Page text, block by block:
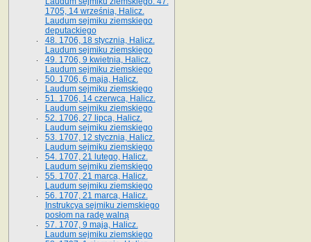
1705, 14 września, Halicz.
Laudum sejmiku ziemskiego
deputackiego
48. 1706, 18 stycznia, Halicz.
Laudum sejmiku ziemskiego
49. 1706, 9 kwietnia, Halicz.
Laudum sejmiku ziemskiego
50. 1706, 6 maja, Halicz.
Laudum sejmiku ziemskiego
51. 1706, 14 czerwca, Halicz.
Laudum sejmiku ziemskiego
52. 1706, 27 lipca, Halicz.
Laudum sejmiku ziemskiego
53. 1707, 12 stycznia, Halicz.
Laudum sejmiku ziemskiego
54. 1707, 21 lutego, Halicz.
Laudum sejmiku ziemskiego
55. 1707, 21 marca, Halicz.
Laudum sejmiku ziemskiego
56. 1707, 21 marca, Halicz.
Instrukcya sejmiku ziemskiego
posłom na radę walną
57. 1707, 9 maja, Halicz.
Laudum sejmiku ziemskiego